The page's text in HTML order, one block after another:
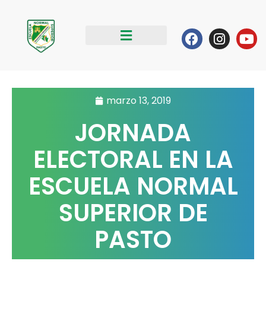
contenido
Facebook
marzo 13, 2019
JORNADA
ELECTORAL EN LA
ESCUELA NORMAL
SUPERIOR DE
PASTO